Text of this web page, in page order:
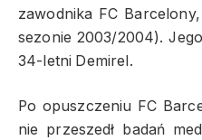
zawodnika FC
sezonie 2003/2004).
34-letni Demirel.
Po opuszczeniu FC
nie przeszedł badań